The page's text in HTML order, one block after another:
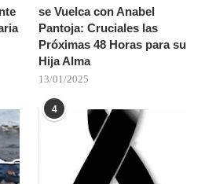
se Vuelca con Anabel
Pantoja: Cruciales las
Próximas 48 Horas para su
Hija Alma
13/01/2025
4